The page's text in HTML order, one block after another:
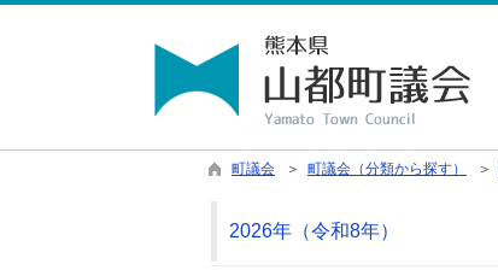
町議会 ＞ 町議会（分類から探す） ＞
2026年（令和8年）